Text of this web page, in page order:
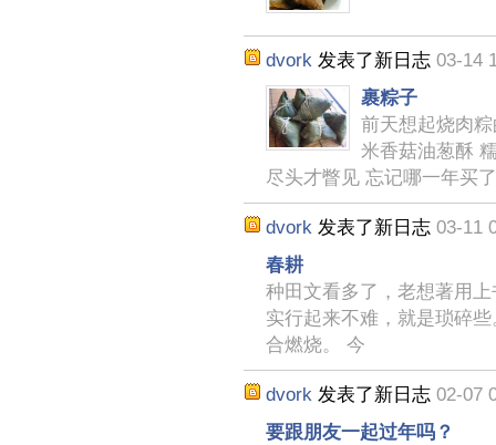
dvork 发表了新日志 03-14
裹粽子
前天想起烧肉
米香菇油葱酥
尽头才瞥见 忘记哪一年买
dvork 发表了新日志 03-11
春耕
种田文看多了，老想著用
实行起来不难，就是琐碎
合燃烧。 今
dvork 发表了新日志 02-07
要跟朋友一起过年吗？